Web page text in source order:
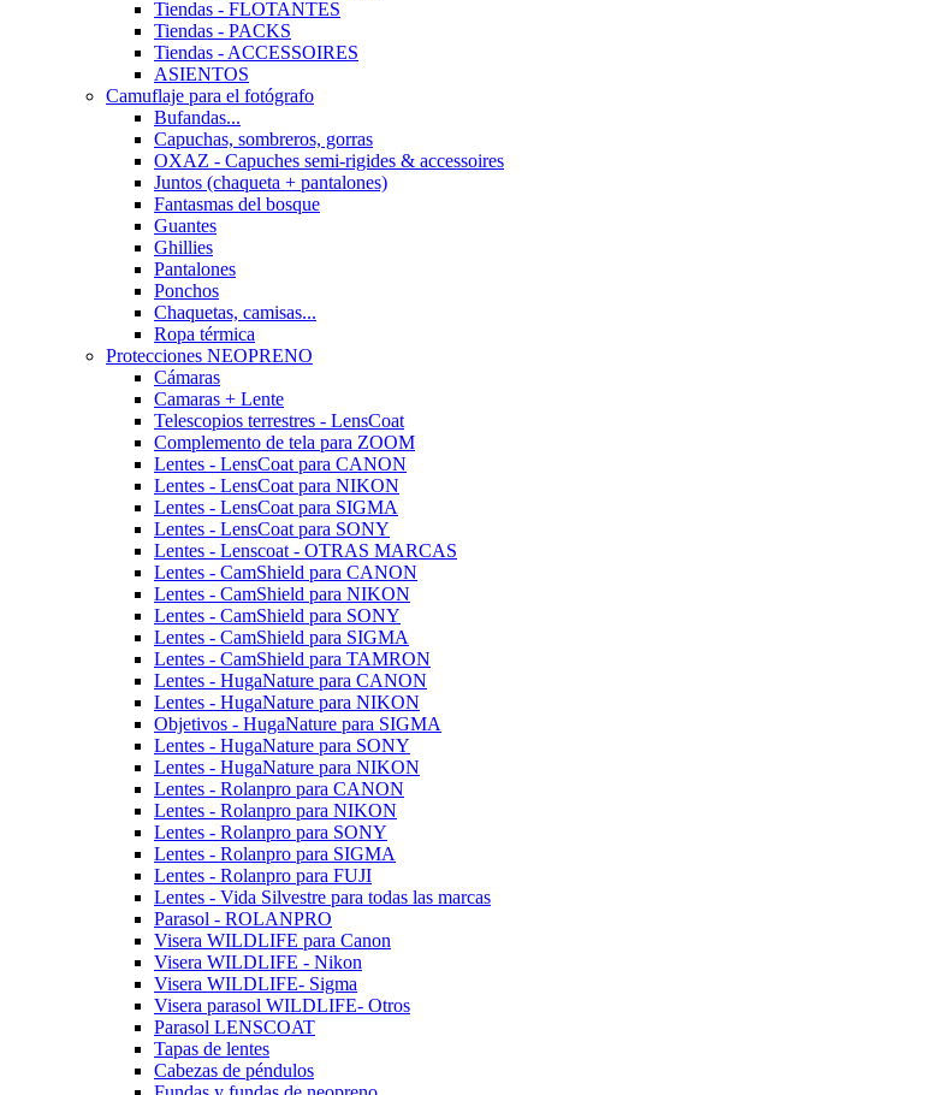
Tiendas - FLOTANTES
Tiendas - PACKS
Tiendas - ACCESSOIRES
ASIENTOS
Camuflaje para el fotógrafo
Bufandas...
Capuchas, sombreros, gorras
OXAZ - Capuches semi-rigides & accessoires
Juntos (chaqueta + pantalones)
Fantasmas del bosque
Guantes
Ghillies
Pantalones
Ponchos
Chaquetas, camisas...
Ropa térmica
Protecciones NEOPRENO
Cámaras
Camaras + Lente
Telescopios terrestres - LensCoat
Complemento de tela para ZOOM
Lentes - LensCoat para CANON
Lentes - LensCoat para NIKON
Lentes - LensCoat para SIGMA
Lentes - LensCoat para SONY
Lentes - Lenscoat - OTRAS MARCAS
Lentes - CamShield para CANON
Lentes - CamShield para NIKON
Lentes - CamShield para SONY
Lentes - CamShield para SIGMA
Lentes - CamShield para TAMRON
Lentes - HugaNature para CANON
Lentes - HugaNature para NIKON
Objetivos - HugaNature para SIGMA
Lentes - HugaNature para SONY
Lentes - HugaNature para NIKON
Lentes - Rolanpro para CANON
Lentes - Rolanpro para NIKON
Lentes - Rolanpro para SONY
Lentes - Rolanpro para SIGMA
Lentes - Rolanpro para FUJI
Lentes - Vida Silvestre para todas las marcas
Parasol - ROLANPRO
Visera WILDLIFE para Canon
Visera WILDLIFE - Nikon
Visera WILDLIFE- Sigma
Visera parasol WILDLIFE- Otros
Parasol LENSCOAT
Tapas de lentes
Cabezas de péndulos